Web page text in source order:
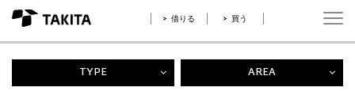
借りる 買う
TYPE AREA